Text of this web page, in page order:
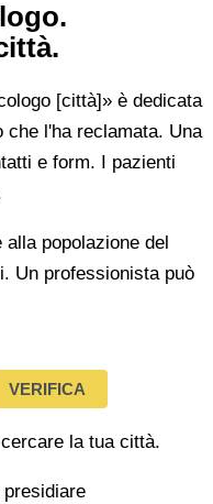
[città]» è dedicata
l'ha reclamata. Una
e form. I pazienti
alla popolazione del
Un professionista può
VERIFICA
la tua città.